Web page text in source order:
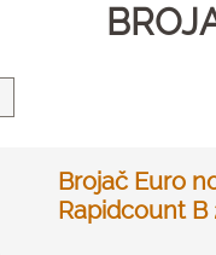
Brojač Euro
Rapidcount B